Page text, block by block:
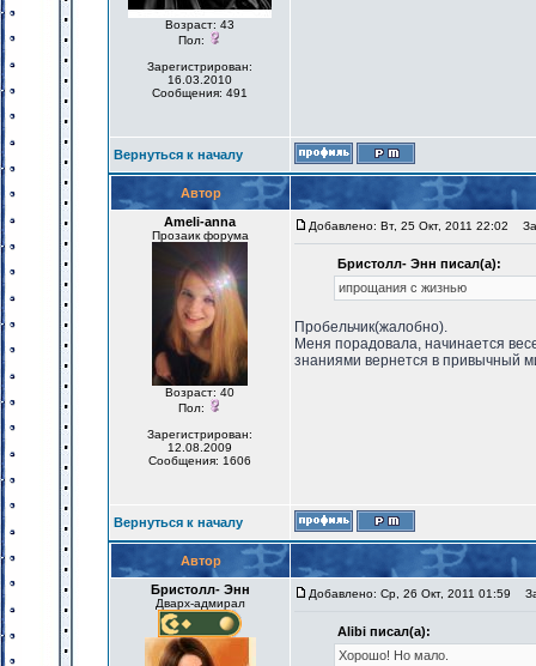
Возраст: 43
Пол:
Зарегистрирован:
16.03.2010
Сообщения: 491
Вернуться к началу
Автор
Ameli-anna
Прозаик форума
Возраст: 40
Пол:
Зарегистрирован:
12.08.2009
Сообщения: 1606
Добавлено: Вт, 25 Окт, 2011 22:02
Бристолл- Энн писал(а):
ипрощания с жизнью
Пробельчик(жалобно).
Меня порадовала, начинается
знаниями вернется в привычный
Вернуться к началу
Автор
Бристолл- Энн
Дварх-адмирал
Добавлено: Ср, 26 Окт, 2011 01:59
Alibi писал(а):
Хорошо! Но мало.